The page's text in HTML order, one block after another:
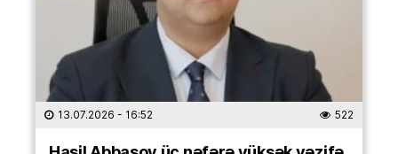
13.07.2026 - 16:52 522